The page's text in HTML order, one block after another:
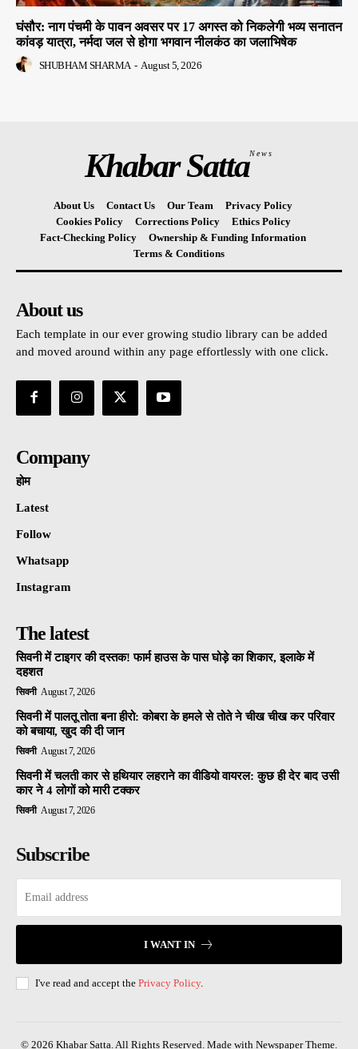
घंसौर: नाग पंचमी के पावन अवसर पर 17 अगस्त को निकलेगी भव्य सनातन
कांवड़ यात्रा, नर्मदा जल से होगा भगवान नीलकंठ का जलाभिषेक
SHUBHAM SHARMA - August 5, 2026
Khabar SattaNews
About Us Contact Us Our Team
Privacy Policy
Cookies Policy
Corrections Policy
Ethics Policy
Fact-Checking Policy
Ownership & Funding Information
Terms & Conditions
About us
Each template in our ever growing studio library can be added
and moved around within any page effortlessly with one click.
Company
होम
Latest
Follow
Whatsapp
Instagram
The latest
सिवनी में टाइगर की दस्तक! फार्म हाउस के पास घोड़े का शिकार, इलाके में
दहशत
सिवनी August 7, 2026
सिवनी में पालतू तोता बना हीरो: कोबरा के हमले से तोते ने चीख चीख कर परिवार
को बचाया, खुद की दी जान
सिवनी August 7, 2026
सिवनी में चलती कार से हथियार लहराने का वीडियो वायरल: कुछ ही देर बाद उसी
कार ने 4 लोगों को मारी टक्कर
सिवनी August 7, 2026
Subscribe
I WANT IN
I've read and accept the Privacy Policy.
© 2026 Khabar Satta. All Rights Reserved. Made with Newspaper Theme.